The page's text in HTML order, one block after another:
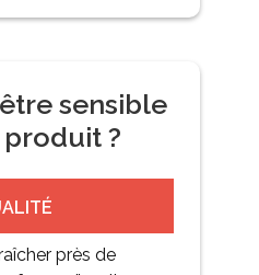
sensible
?
près de